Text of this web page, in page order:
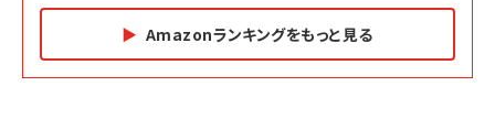
Amazonランキングをもっと見る